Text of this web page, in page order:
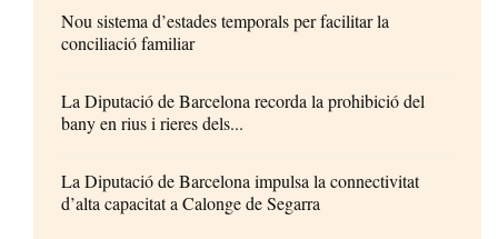
Nou sistema d’estades temporals per facilitar la
conciliació familiar
La Diputació de Barcelona recorda la prohibició del
bany en rius i rieres dels...
La Diputació de Barcelona impulsa la connectivitat
d’alta capacitat a Calonge de Segarra